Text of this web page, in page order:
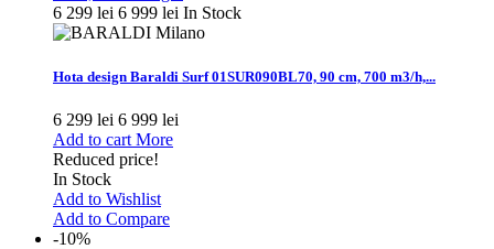
6 299 lei 6 999 lei In Stock
Hota design Baraldi Surf 01SUR090BL70, 90 cm, 700 m3/h,...
6 299 lei 6 999 lei
Add to cart More
Reduced price!
In Stock
Add to Wishlist
Add to Compare
-10%